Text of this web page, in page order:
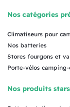
Nos catégories
Climatiseurs pour
Nos batteries
Stores fourgons et
Porte-vélos
Nos produits stars